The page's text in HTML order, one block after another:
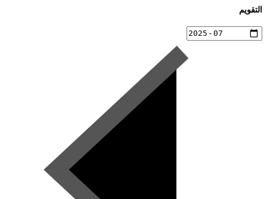
التقويم